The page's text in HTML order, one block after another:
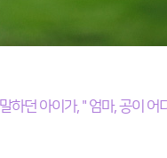
하던 아이가, " 엄마, 공이 어